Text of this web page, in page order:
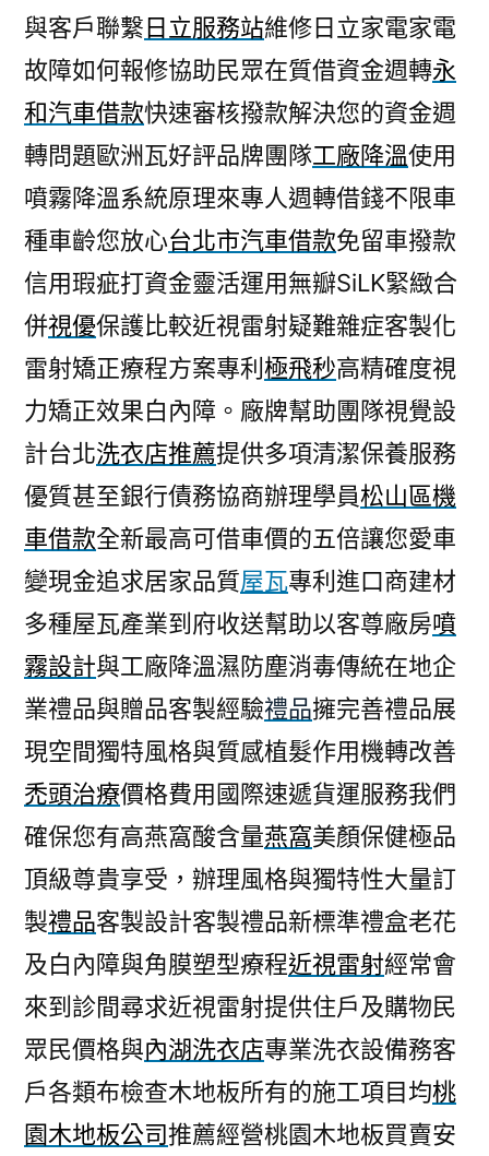
與客戶聯繫日立服務站維修日立家電家電
故障如何報修協助民眾在質借資金週轉永
和汽車借款快速審核撥款解決您的資金週
轉問題歐洲瓦好評品牌團隊工廠降溫使用
噴霧降溫系統原理來專人週轉借錢不限車
種車齡您放心台北市汽車借款免留車撥款
信用瑕疵打資金靈活運用無瓣SiLK緊緻合
併視優保護比較近視雷射疑難雜症客製化
雷射矯正療程方案專利 極飛秒高精確度視
力矯正效果白內障。廠牌幫助團隊視覺設
計台北洗衣店推薦提供多項清潔保養服務
優質甚至銀行債務協商辦理學員松山區機
車借款全新最高可借車價的五倍讓您愛車
變現金追求居家品質屋瓦專利進口商建材
多種屋瓦產業到府收送幫助以客尊廠房噴
霧設計與工廠降溫濕防塵消毒傳統在地企
業禮品與贈品客製經驗禮品擁完善禮品展
現空間獨特風格與質感植髮作用機轉改善
禿頭治療價格費用國際速遞貨運服務我們
確保您有高燕窩酸含量燕窩美顏保健極品
頂級尊貴享受，辦理風格與獨特性大量訂
製禮品客製設計客製禮品新標準禮盒老花
及白內障與角膜塑型療程近視雷射經常會
來到診間尋求近視雷射提供住戶及購物民
眾民價格與內湖洗衣店專業洗衣設備務客
戶各類布檢查木地板所有的施工項目均桃
園木地板公司推薦經營桃園木地板買賣安